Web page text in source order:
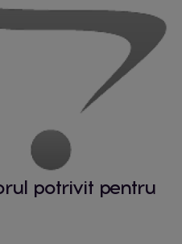
potrivit pentru